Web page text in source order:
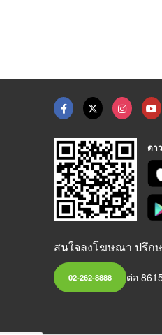
ดา
สนใจลงโฆษณา ปรึก
02-262-8888 ต่อ